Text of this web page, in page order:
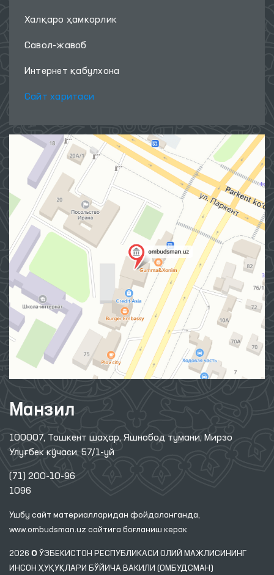
Халқаро ҳамкорлик
Савол-жавоб
Интернет қабулхона
Сайт харитаси
Манзил
100007, Тошкент шаҳар, Яшнобод тумани, Мирзо
Улуғбек кўчаси, 57/1-уй
(71) 200-10-96
1096
Ушбу сайт материалларидан фойдаланганда,
www.ombudsman.uz сайтига боғланиш керак
2026 © ЎЗБЕКИСТОН РЕСПУБЛИКАСИ ОЛИЙ МАЖЛИСИНИНГ
ИНСОН ҲУҚУҚЛАРИ БЎЙИЧА ВАКИЛИ (ОМБУДСМАН)